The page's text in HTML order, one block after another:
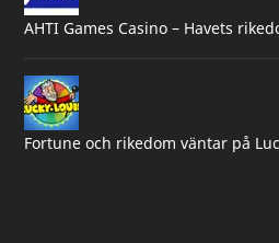
AHTI Games Casino – Havets
Fortune och rikedom väntar på